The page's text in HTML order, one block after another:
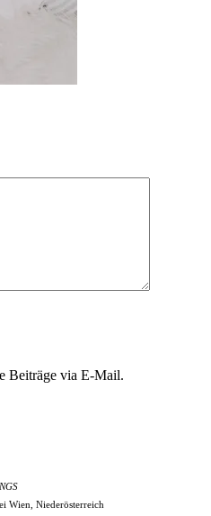
Beiträge via E-Mail.
Wien, Niederösterreich